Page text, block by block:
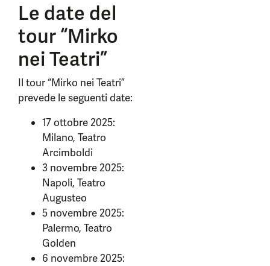
Le date del
tour “Mirko
nei Teatri”
Il tour “Mirko nei Teatri”
prevede le seguenti date:
17 ottobre 2025:
Milano, Teatro
Arcimboldi
3 novembre 2025:
Napoli, Teatro
Augusteo
5 novembre 2025:
Palermo, Teatro
Golden
6 novembre 2025: